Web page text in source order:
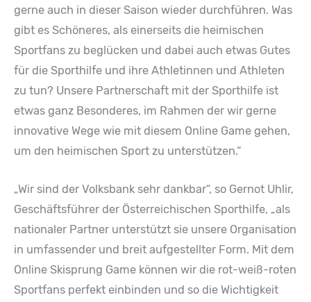
gerne auch in dieser Saison wieder durchführen. Was
gibt es Schöneres, als einerseits die heimischen
Sportfans zu beglücken und dabei auch etwas Gutes
für die Sporthilfe und ihre Athletinnen und Athleten
zu tun? Unsere Partnerschaft mit der Sporthilfe ist
etwas ganz Besonderes, im Rahmen der wir gerne
innovative Wege wie mit diesem Online Game gehen,
um den heimischen Sport zu unterstützen.“
„Wir sind der Volksbank sehr dankbar“, so Gernot Uhlir,
Geschäftsführer der Österreichischen Sporthilfe, „als
nationaler Partner unterstützt sie unsere Organisation
in umfassender und breit aufgestellter Form. Mit dem
Online Skisprung Game können wir die rot-weiß-roten
Sportfans perfekt einbinden und so die Wichtigkeit